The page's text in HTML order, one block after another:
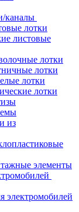
каналы
лотки
листовые
лотки
лотки
лотки
лотки
из
элементы
электромобилей